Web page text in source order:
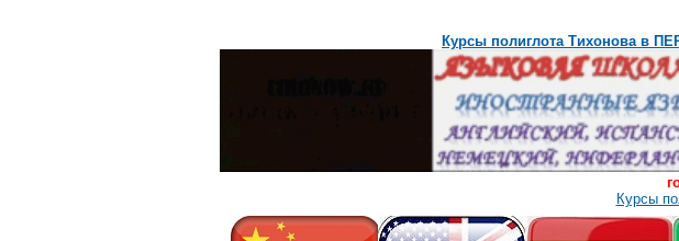
Курсы полиглота Тихонова в
Курсы